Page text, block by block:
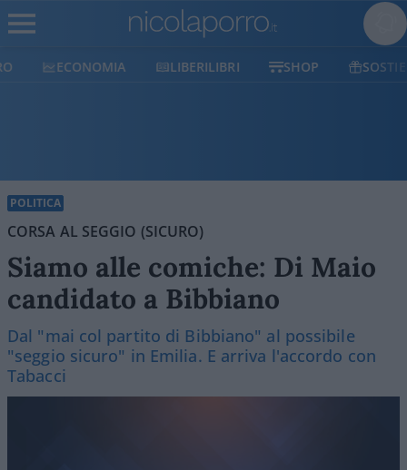
ECONOMIA LIBERILIBRI SHOP SOSTIENICI
POLITICA
CORSA AL SEGGIO (SICURO)
Siamo alle comiche: Di Maio
candidato a Bibbiano
Dal "mai col partito di Bibbiano" al possibile
"seggio sicuro" in Emilia. E arriva l'accordo con
Tabacci